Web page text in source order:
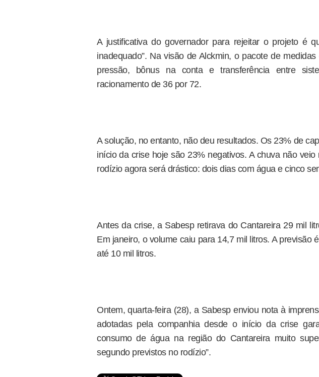
A justificativa do governador para rejeitar o projeto é
inadequado”. Na visão de Alckmin, o pacote de
pressão, bônus na conta e transferência entre
racionamento de 36 por 72.
A solução, no entanto, não deu resultados. Os 23% de
início da crise hoje são 23% negativos. A chuva não
rodízio agora será drástico: dois dias com água e cinco
Antes da crise, a Sabesp retirava do Cantareira 29 mil
Em janeiro, o volume caiu para 14,7 mil litros. A previsão
até 10 mil litros.
Ontem, quarta-feira (28), a Sabesp enviou nota à
adotadas pela companhia desde o início da crise
consumo de água na região do Cantareira muito
segundo previstos no rodízio”.